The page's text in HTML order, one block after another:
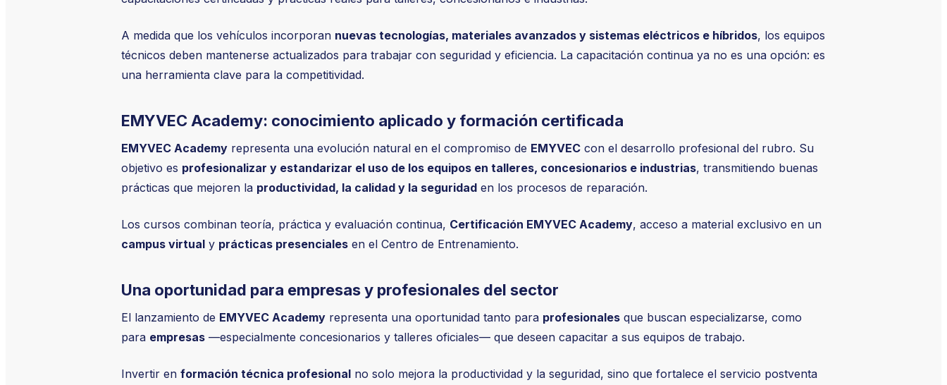
A medida que los vehículos incorporan nuevas tecnologías, materiales avanzados y sistemas eléctricos e híbridos, los equipos
técnicos deben mantenerse actualizados para trabajar con seguridad y eficiencia. La capacitación continua ya no es una opción: es
una herramienta clave para la competitividad.
EMYVEC Academy: conocimiento aplicado y formación certificada
EMYVEC Academy representa una evolución natural en el compromiso de EMYVEC con el desarrollo profesional del rubro. Su
objetivo es profesionalizar y estandarizar el uso de los equipos en talleres, concesionarios e industrias, transmitiendo buenas
prácticas que mejoren la productividad, la calidad y la seguridad en los procesos de reparación.
Los cursos combinan teoría, práctica y evaluación continua, Certificación EMYVEC Academy, acceso a material exclusivo en un
campus virtual y prácticas presenciales en el Centro de Entrenamiento.
Una oportunidad para empresas y profesionales del sector
El lanzamiento de EMYVEC Academy representa una oportunidad tanto para profesionales que buscan especializarse, como
para empresas —especialmente concesionarios y talleres oficiales— que deseen capacitar a sus equipos de trabajo.
Invertir en formación técnica profesional no solo mejora la productividad y la seguridad, sino que fortalece el servicio postventa